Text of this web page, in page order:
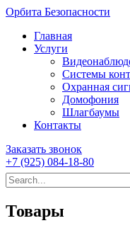
Орбита Безопасности
Главная
Услуги
Системы
Охранная
Домофония
Шлагбаумы
Контакты
Заказать звонок
+7 (925) 084-18-80
Товары